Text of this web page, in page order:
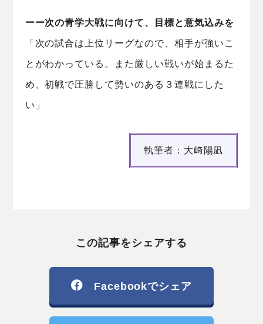
ーー次の青学大戦に向けて、目標と意気込みを
「次の試合は上位リーグなので、相手が強いこ
とがわかっている。また厳しい戦いが始まるた
め、初戦で圧勝して勢いのある３連戦にした
い」
執筆者：大﨑陽凪
この記事をシェアする
Facebookでシェア